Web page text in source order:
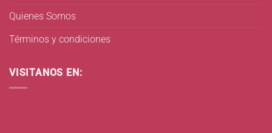
Quienes Somos
Términos y condiciones
VISITANOS EN: